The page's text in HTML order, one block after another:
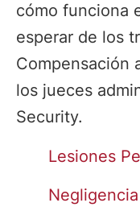
cómo funciona
esperar de los
Compensación
los jueces
Security.
Lesiones